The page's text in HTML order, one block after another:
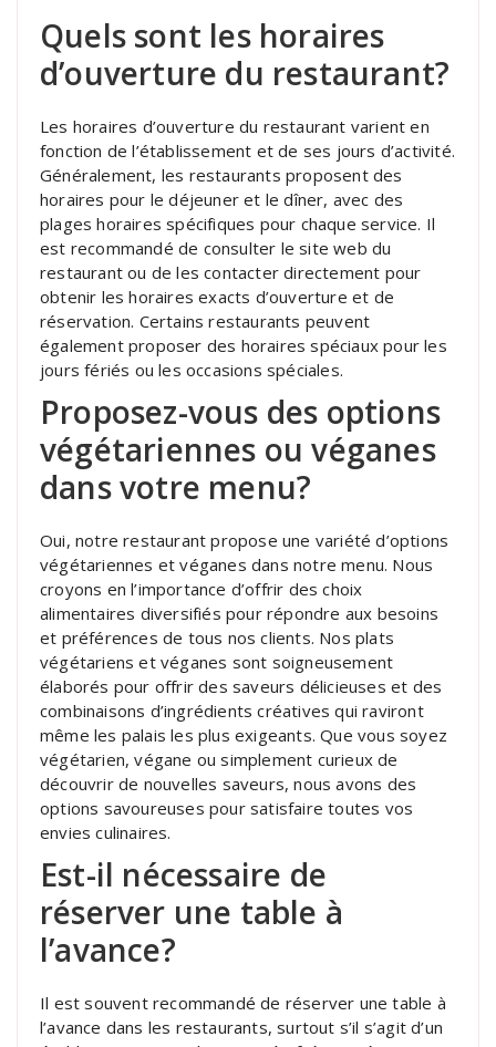
Quels sont les horaires
d’ouverture du restaurant?
Les horaires d’ouverture du restaurant varient en
fonction de l’établissement et de ses jours d’activité.
Généralement, les restaurants proposent des
horaires pour le déjeuner et le dîner, avec des
plages horaires spécifiques pour chaque service. Il
est recommandé de consulter le site web du
restaurant ou de les contacter directement pour
obtenir les horaires exacts d’ouverture et de
réservation. Certains restaurants peuvent
également proposer des horaires spéciaux pour les
jours fériés ou les occasions spéciales.
Proposez-vous des options
végétariennes ou véganes
dans votre menu?
Oui, notre restaurant propose une variété d’options
végétariennes et véganes dans notre menu. Nous
croyons en l’importance d’offrir des choix
alimentaires diversifiés pour répondre aux besoins
et préférences de tous nos clients. Nos plats
végétariens et véganes sont soigneusement
élaborés pour offrir des saveurs délicieuses et des
combinaisons d’ingrédients créatives qui raviront
même les palais les plus exigeants. Que vous soyez
végétarien, végane ou simplement curieux de
découvrir de nouvelles saveurs, nous avons des
options savoureuses pour satisfaire toutes vos
envies culinaires.
Est-il nécessaire de
réserver une table à
l’avance?
Il est souvent recommandé de réserver une table à
l’avance dans les restaurants, surtout s’il s’agit d’un